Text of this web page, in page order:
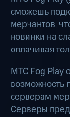
сможешь
мерчантов,
новинки на
оплачивая
МТС Fog Play
возможность
серверам
Серверы